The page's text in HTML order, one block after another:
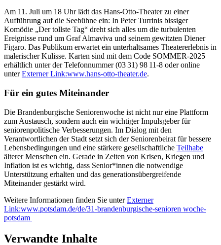
Am 11. Juli um 18 Uhr lädt das Hans-Otto-Theater zu einer
Aufführung auf die Seebühne ein: In Peter Turrinis bissiger
Komödie „Der tollste Tag“ dreht sich alles um die turbulenten
Ereignisse rund um Graf Almaviva und seinem gewitzten Diener
Figaro. Das Publikum erwartet ein unterhaltsames Theatererlebnis in
malerischer Kulisse. Karten sind mit dem Code SOMMER-2025
erhältlich unter der Telefonnummer (03 31) 98 11-8 oder online
unterExterner Link:www.hans-otto-theater.de.
Für ein gutes Miteinander
Die Brandenburgische Seniorenwoche ist nicht nur eine Plattform
zum Austausch, sondern auch ein wichtiger Impulsgeber für
seniorenpolitische Verbesserungen. Im Dialog mit den
Verantwortlichen der Stadt setzt sich der Seniorenbeirat für bessere
Lebensbedingungen und eine stärkere gesellschaftliche Teilhabe
älterer Menschen ein. Gerade in Zeiten von Krisen, Kriegen und
Inflation ist es wichtig, dass Senior*innen die notwendige
Unterstützung erhalten und das generationsübergreifende
Miteinander gestärkt wird.
Weitere Informationen finden Sie unterExterner
Link:www.potsdam.de/de/31-brandenburgische-senioren woche-
potsdam
Verwandte Inhalte